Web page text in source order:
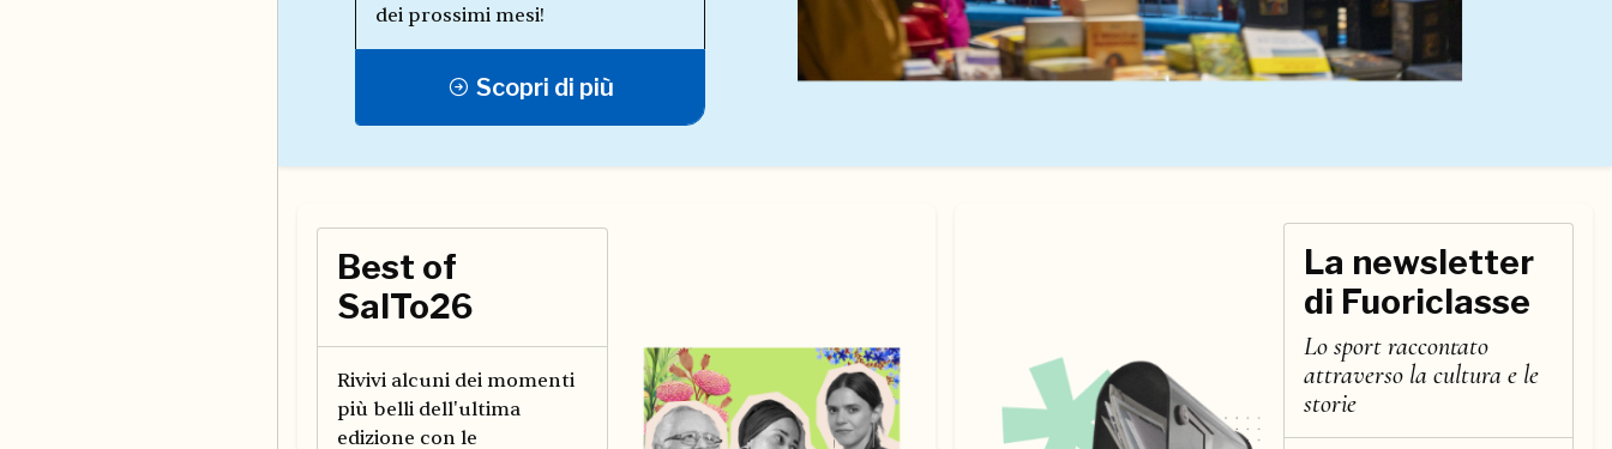
dei prossimi mesi!
Scopri di più
Best of
SalTo26
Rivivi alcuni dei momenti
più belli dell'ultima
edizione con le
La newsletter
di Fuoriclasse
Lo sport raccontato
attraverso la cultura e le
storie